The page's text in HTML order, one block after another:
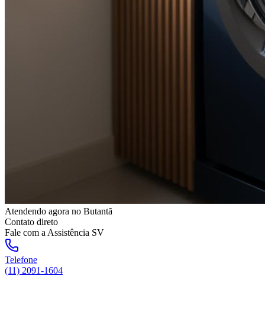
Atendendo agora no Butantã
Contato direto
Fale com a Assistência SV
Telefone
(11) 2091-1604